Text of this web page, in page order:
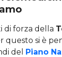
di forza della
questo si è
del Piano